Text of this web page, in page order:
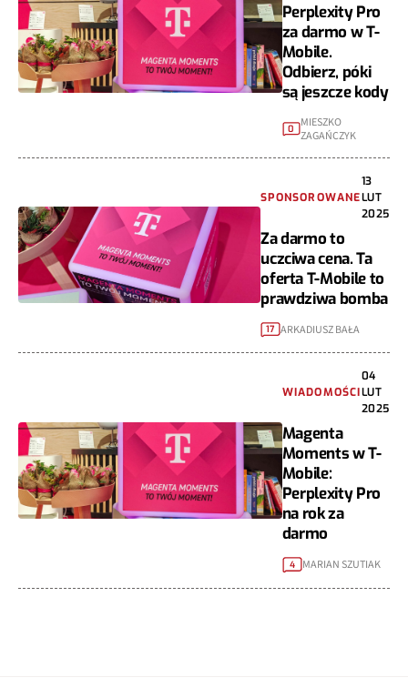
Perplexity Pro
za darmo w T-
Mobile.
Odbierz, póki
są jeszcze kody
0 MIESZKO
ZAGAŃCZYK
SPONSOROWANE
13
LUT
2025
Za darmo to
uczciwa cena. Ta
oferta T-Mobile to
prawdziwa bomba
17 ARKADIUSZ BAŁA
WIADOMOŚCI
04
LUT
2025
Magenta
Moments w T-
Mobile:
Perplexity Pro
na rok za
darmo
4 MARIAN SZUTIAK